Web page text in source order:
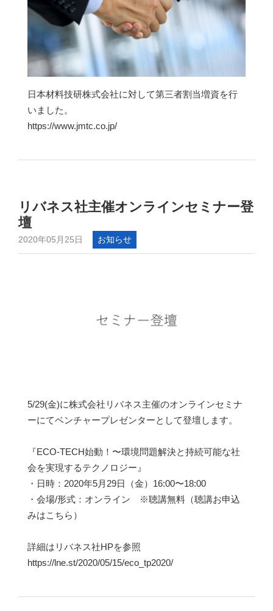
日本材料技研株式会社に対して第三者割当増資を行
いました。
https://www.jmtc.co.jp/
リバネス社主催オンラインセミナー登
壇
2020年05月25日 お知らせ
5/29(金)に株式会社リバネス主催のオンラインセミナ
ーにてベンチャープレゼンターとして登壇します。
『ECO-TECH始動！〜環境問題解決と持続可能な社
会を実現するテクノロジー』
・日時：2020年5月29日（金）16:00〜18:00
・会場/形式：オンライン ※聴講無料（聴講お申込
みはこちら）
詳細はリバネス社HPを参照
https://lne.st/2020/05/15/eco_tp2020/